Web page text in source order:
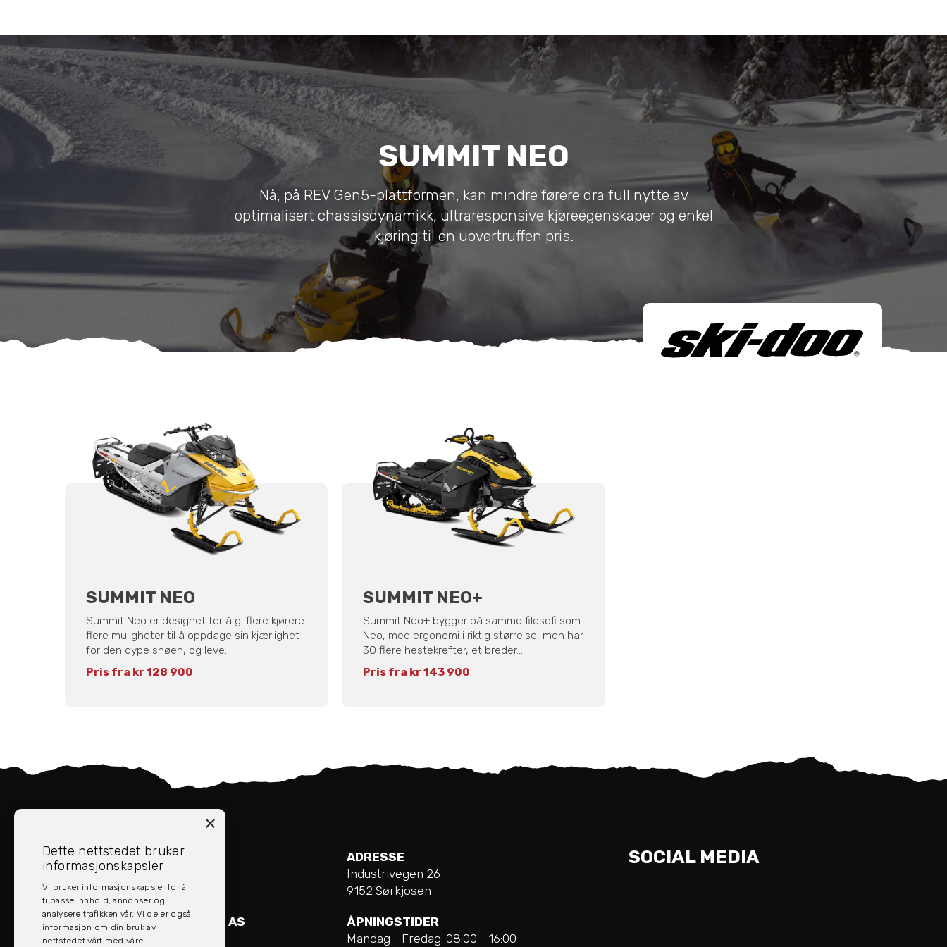
SUMMIT NEO
Nå, på REV Gen5-plattformen, kan mindre førere dra full nytte av
optimalisert chassisdynamikk, ultraresponsive kjøreegenskaper og enkel
kjøring til en uovertruffen pris.
SUMMIT NEO
Summit Neo er designet for å gi flere kjørere
flere muligheter til å oppdage sin kjærlighet
for den dype snøen, og leve...
Pris fra kr 128 900
SUMMIT NEO+
Summit Neo+ bygger på samme filosofi som
Neo, med ergonomi i riktig størrelse, men har
30 flere hestekrefter, et breder...
Pris fra kr 143 900
KONTAKT EVOLV AS
post@evolv.no
77 76 72 00
KONTAKT EVOLV INDUSTRI AS
industri@evolv.no
ADRESSE
Industrivegen 26
9152 Sørkjosen
ÅPNINGSTIDER
Mandag - Fredag: 08:00 - 16:00
SOCIAL MEDIA
×
Dette nettstedet bruker
informasjonskapsler
Vi bruker informasjonskapsler for å
tilpasse innhold, annonser og
analysere trafikken vår. Vi deler også
informasjon om din bruk av
nettstedet vårt med våre